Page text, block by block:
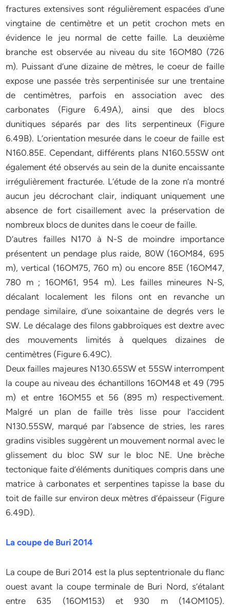
fractures extensives sont régulièrement espacées d’une
vingtaine de centimètre et un petit crochon mets en
évidence le jeu normal de cette faille. La deuxième
branche est observée au niveau du site 16OM80 (726
m). Puissant d’une dizaine de mètres, le coeur de faille
expose une passée très serpentinisée sur une trentaine
de centimètres, parfois en association avec des
carbonates (Figure 6.49A), ainsi que des blocs
dunitiques séparés par des lits serpentineux (Figure
6.49B). L’orientation mesurée dans le coeur de faille est
N160.85E. Cependant, différents plans N160.55SW ont
également été observés au sein de la dunite encaissante
irrégulièrement fracturée. L’étude de la zone n’a montré
aucun jeu décrochant clair, indiquant uniquement une
absence de fort cisaillement avec la préservation de
nombreux blocs de dunites dans le coeur de faille.
D’autres failles N170 à N-S de moindre importance
présentent un pendage plus raide, 80W (16OM84, 695
m), vertical (16OM75, 760 m) ou encore 85E (16OM47,
780 m ; 16OM61, 954 m). Les failles mineures N-S,
décalant localement les filons ont en revanche un
pendage similaire, d’une soixantaine de degrés vers le
SW. Le décalage des filons gabbroïques est dextre avec
des mouvements limités à quelques dizaines de
centimètres (Figure 6.49C).
Deux failles majeures N130.65SW et 55SW interrompent
la coupe au niveau des échantillons 16OM48 et 49 (795
m) et entre 16OM55 et 56 (895 m) respectivement.
Malgré un plan de faille très lisse pour l’accident
N130.55SW, marqué par l’absence de stries, les rares
gradins visibles suggèrent un mouvement normal avec le
glissement du bloc SW sur le bloc NE. Une brèche
tectonique faite d’éléments dunitiques compris dans une
matrice à carbonates et serpentines tapisse la base du
toit de faille sur environ deux mètres d’épaisseur (Figure
6.49D).
La coupe de Buri 2014
La coupe de Buri 2014 est la plus septentrionale du flanc
ouest avant la coupe terminale de Buri Nord, s’étalant
entre 635 (16OM153) et 930 m (14OM105).